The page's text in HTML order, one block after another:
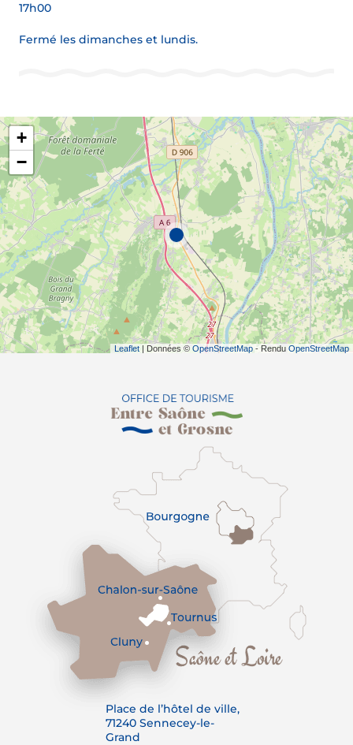
17h00
Fermé les dimanches et lundis.
Place de l’hôtel de ville,
71240 Sennecey-le-
Grand
+
−
Leaflet | Données © OpenStreetMap - Rendu OpenStreetMap